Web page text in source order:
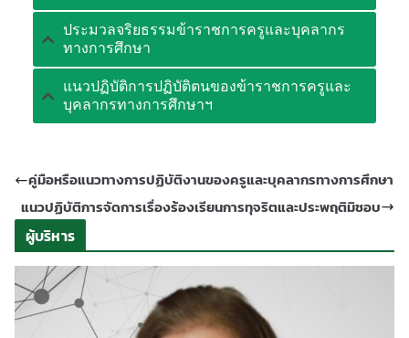
ประมวลจริยธรรมข้าราชการครูและบุคลากร
ทางการศึกษา
แนวปฏิบัติการปฏิบัติตนของข้าราชการครูและ
บุคลากรทางการศึกษาฯ
คู่มือหรือแนวทางการปฏิบัติงานของครูและบุคลากรทางการศึกษา
แนวปฏิบัติการจัดการเรื่องร้องเรียนการทุจริตและประพฤติมิชอบ
ผู้บริหาร